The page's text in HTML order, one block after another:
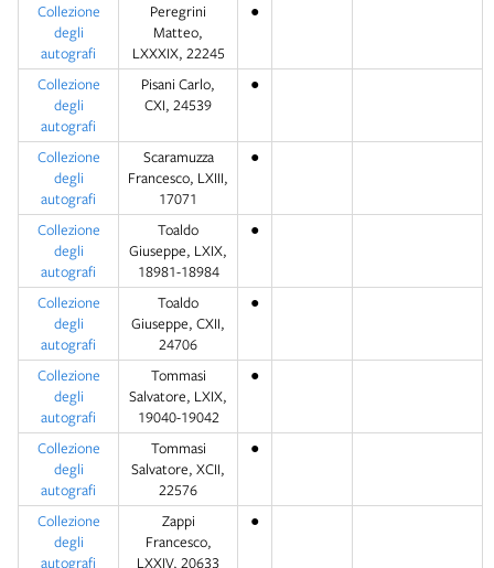
Collezione
degli
autografi
Peregrini
Matteo,
LXXXIX, 22245
●
Collezione
degli
autografi
Pisani Carlo,
CXI, 24539
●
Collezione
degli
autografi
Scaramuzza
Francesco, LXIII,
17071
●
Collezione
degli
autografi
Toaldo
Giuseppe, LXIX,
18981-18984
●
Collezione
degli
autografi
Toaldo
Giuseppe, CXII,
24706
●
Collezione
degli
autografi
Tommasi
Salvatore, LXIX,
19040-19042
●
Collezione
degli
autografi
Tommasi
Salvatore, XCII,
22576
●
Collezione
degli
autografi
Zappi
Francesco,
LXXIV, 20633
●